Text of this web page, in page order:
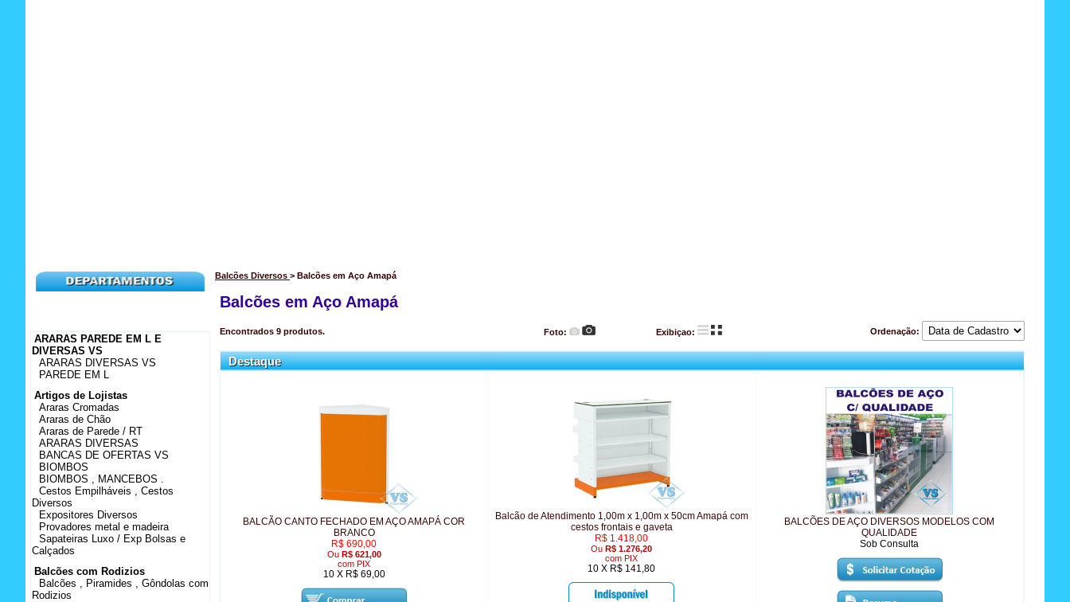
ARARAS PAREDE EM L E
DIVERSAS VS
ARARAS DIVERSAS VS
PAREDE EM L
Artigos de Lojistas
Araras Cromadas
Araras de Chão
Araras de Parede / RT
ARARAS DIVERSAS
BANCAS DE OFERTAS VS
BIOMBOS
BIOMBOS , MANCEBOS .
Cestos Empilháveis , Cestos
Diversos
Expositores Diversos
Provadores metal e madeira
Sapateiras Luxo / Exp Bolsas e
Calçados
Balcões com Rodizios
Balcões , Piramides , Gôndolas com
Rodizios
Balcões Diversos > Balcões em Aço Amapá
Balcões em Aço Amapá
Encontrados 9 produtos. Foto: Exibiçao: Ordenação:
Destaque
BALCÃO CANTO FECHADO EM AÇO AMAPÁ COR
BRANCO
R$ 690,00
Ou R$ 621,00
com PIX
10 X R$ 69,00
Balcão de Atendimento 1,00m x 1,00m x 50cm Amapá com
cestos frontais e gaveta
R$ 1.418,00
OuR$ 1.276,20
com PIX
10 X R$ 141,80
BALCÕES DE AÇO DIVERSOS MODELOS COM
QUALIDADE
Sob Consulta